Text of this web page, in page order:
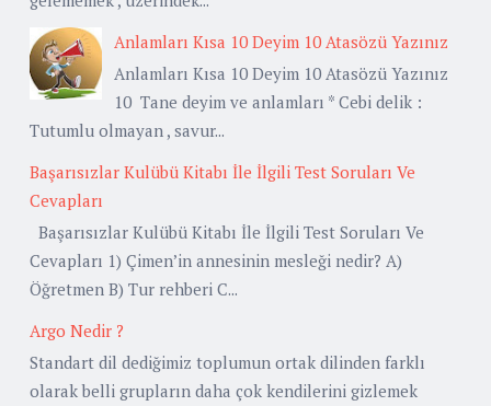
Anlamları Kısa 10 Deyim 10 Atasözü Yazınız
Anlamları Kısa 10 Deyim 10 Atasözü Yazınız
10 Tane deyim ve anlamları * Cebi delik :
Tutumlu olmayan , savur...
Başarısızlar Kulübü Kitabı İle İlgili Test Soruları Ve
Cevapları
Başarısızlar Kulübü Kitabı İle İlgili Test Soruları Ve
Cevapları 1) Çimen’in annesinin mesleği nedir? A)
Öğretmen B) Tur rehberi C...
Argo Nedir ?
Standart dil dediğimiz toplumun ortak dilinden farklı
olarak belli grupların daha çok kendilerini gizlemek